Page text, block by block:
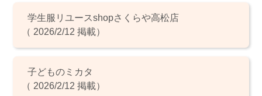
学生服リユースshopさくらや高松店
（ 2026/2/12 掲載）
子どものミカタ
（ 2026/2/12 掲載）